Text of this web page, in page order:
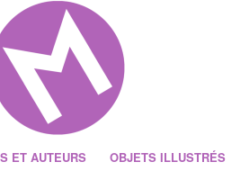
ET AUTEURS OBJETS ILLUSTRÉS